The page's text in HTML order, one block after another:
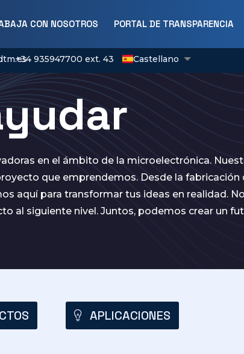
CON NOSOTROS PORTAL DE TRANSPARENCIA
+34 935947700 ext. 435527Castellano
Català
English
en el ámbito de la microelectrónica.
que emprendemos. Desde la fabricación
aquí para transformar tus ideas en realidad.
al siguiente nivel. Juntos, podemos crear un
APLICACIONES